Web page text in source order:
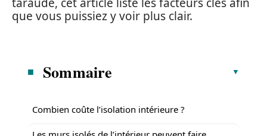
que vous puissiez y voir plus clair.
Sommaire
Combien coûte l’isolation intérieure ?